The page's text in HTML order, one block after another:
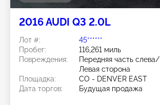
2016 AUDI Q3 2.0L
Лот #:
45******
Пробег:
116,261 миль
Повреждения:
Передняя часть слева/
Левая сторона
Площадка:
CO - DENVER EAST
Дата торгов:
Будущая продажа